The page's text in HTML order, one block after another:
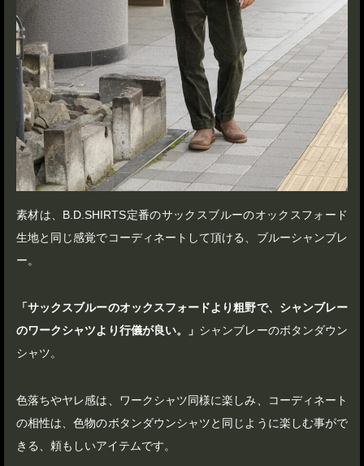
素材は、B.D.SHIRTS定番のサックスブルーのオックスフォード
生地と同じ感覚でコーディネートして頂ける、ブルーシャンブレ
ー。
「サックスブルーのオックスフォードより粗野で、シャンブレー
のワークシャツより行儀が良い。」 シャンブレーのボタンダウン
シャツ。
色落ちやヤレ感は、ワークシャツ同様に楽しみ、コーディネート
の相性は、色物のボタンダウンシャツと同じように楽しむ事がで
きる、頼もしいアイテムです。